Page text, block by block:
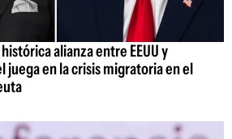
alianza entre EEUU y
juega en la crisis migratoria en el